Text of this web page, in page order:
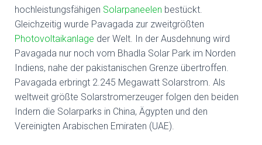
hochleistungsfähigen Solarpaneelen bestückt.
Gleichzeitig wurde Pavagada zur zweitgrößten
Photovoltaikanlage der Welt. In der Ausdehnung wird
Pavagada nur noch vom Bhadla Solar Park im Norden
Indiens, nahe der pakistanischen Grenze übertroffen.
Pavagada erbringt 2.245 Megawatt Solarstrom. Als
weltweit größte Solarstromerzeuger folgen den beiden
Indern die Solarparks in China, Ägypten und den
Vereinigten Arabischen Emiraten (UAE).